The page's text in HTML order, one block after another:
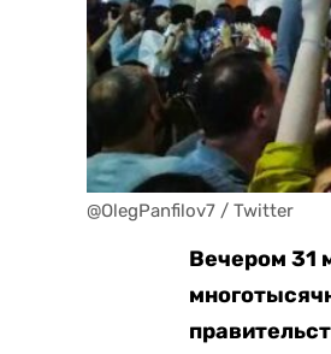
@OlegPanfilov7 / Twitter
Вечером 31